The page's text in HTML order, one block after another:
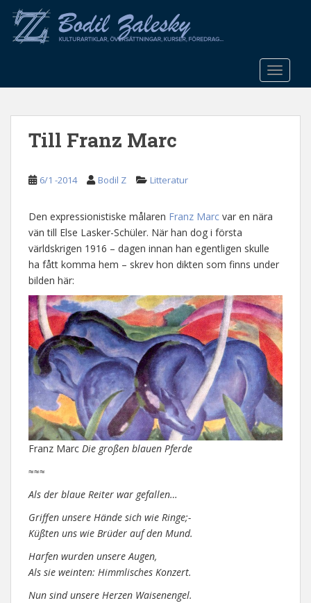
o
Till Franz Marc
6/1 -2014 Bodil Z Litteratur
Den expressionistiske målaren Franz Marc var en nära
vän till Else Lasker-Schüler. När han dog i första
världskrigen 1916 – dagen innan han egentligen skulle
ha fått komma hem – skrev hon dikten som finns under
bilden här:
Franz Marc Die großen blauen Pferde
≈≈≈
Als der blaue Reiter war gefallen…
Griffen unsere Hände sich wie Ringe;-
Küßten uns wie Brüder auf den Mund.
Harfen wurden unsere Augen,
Als sie weinten: Himmlisches Konzert.
Nun sind unsere Herzen Waisenengel.